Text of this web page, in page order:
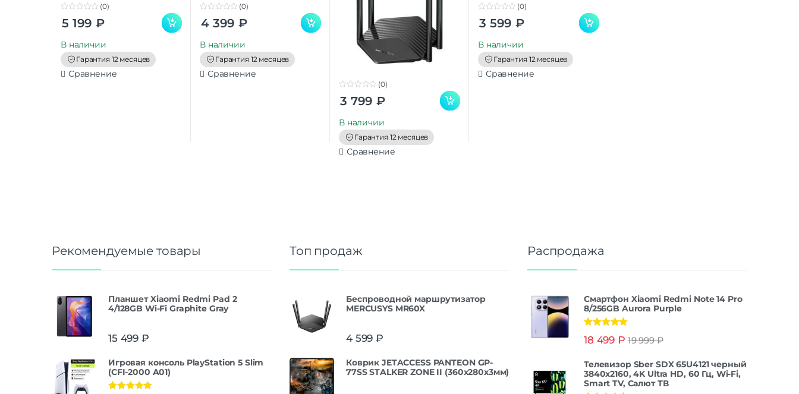
o
o
(0)
5 199 ₽
В наличии
Гарантия 12 месяцев
Сравнение
o
o
(0)
4 399 ₽
В наличии
Гарантия 12 месяцев
Сравнение
o
o
(0)
3 799 ₽
В наличии
Гарантия 12 месяцев
Сравнение
o
o
(0)
3 599 ₽
В наличии
Гарантия 12 месяцев
Сравнение
Рекомендуемые товары
Планшет Xiaomi Redmi Pad 2
4/128GB Wi-Fi Graphite Gray
15 499 ₽
Игровая консоль PlayStation 5 Slim
(CFI-2000 A01)
Топ продаж
Беспроводной маршрутизатор
MERCUSYS MR60X
4 599 ₽
Коврик JETACCESS PANTEON GP-
77SS STALKER ZONE II (360x280x3мм)
Распродажа
Смартфон Xiaomi Redmi Note 14 Pro
8/256GB Aurora Purple
из 5
18 499 ₽ 19 999₽
Телевизор Sber SDX 65U4121 черный
3840x2160, 4K Ultra HD, 60 Гц, Wi-Fi,
Smart TV, Салют ТВ